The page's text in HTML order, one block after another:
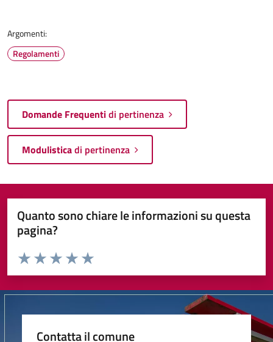
Argomenti:
Regolamenti
Domande Frequentidi pertinenza
Modulisticadi pertinenza
Quanto sono chiare le informazioni su questa
pagina?
Valuta da 1 a 5 stelle la pagina
Valuta 5 stelle su 5
Valuta 4 stelle su 5
Valuta 3 stelle su 5
Valuta 2 stelle su 5
Valuta 1 stelle su 5
Contatta il comune